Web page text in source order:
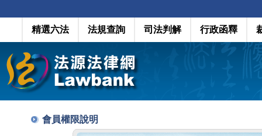
精選六法 法規查詢 司法判解 行政函釋
會員權限說明